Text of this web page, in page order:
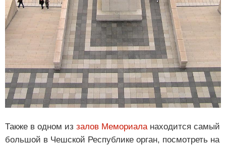
Также в одном из залов Мемориаланаходится самый
большой в Чешской Республике орган, посмотреть на